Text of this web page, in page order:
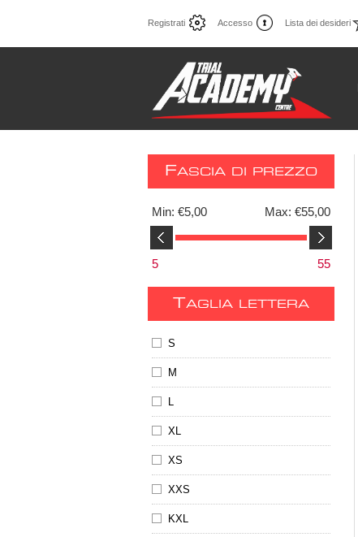
Registrati Accesso Lista dei desideri
FASCIA DI PREZZO
Min: €5,00 Max: €55,00
5 55
TAGLIA LETTERA
S
M
XL
XS
XXS
KXL